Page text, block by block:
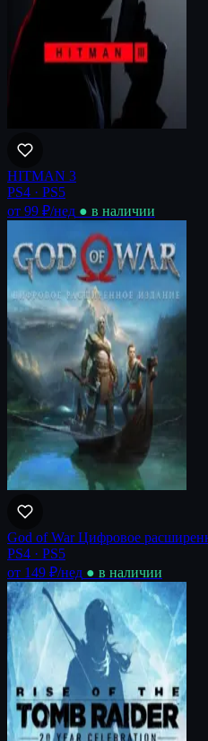
HITMAN 3
PS4 · PS5
от 99 ₽/нед ● в наличии
God of War Цифровое
PS4 · PS5
от 149 ₽/нед ● в наличии